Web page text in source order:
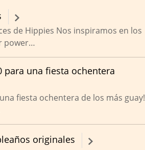
de Hippies Nos inspiramos en los
power…
para una fiesta ochentera
fiesta ochentera de los más guay!
originales